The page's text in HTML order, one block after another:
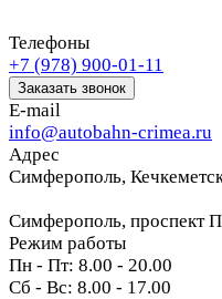
Телефоны
+7 (978) 900-01-11
Заказать звонок
E-mail
info@autobahn-crimea.ru
Адрес
Симферополь,
Симферополь, проспект
Режим работы
Пн - Пт: 8.00 - 20.00
Сб - Вс: 8.00 - 17.00